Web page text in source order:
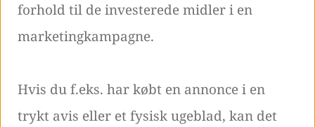
forhold til de investerede midler i en
marketingkampagne.
Hvis du f.eks. har købt en annonce i en
trykt avis eller et fysisk ugeblad, kan det